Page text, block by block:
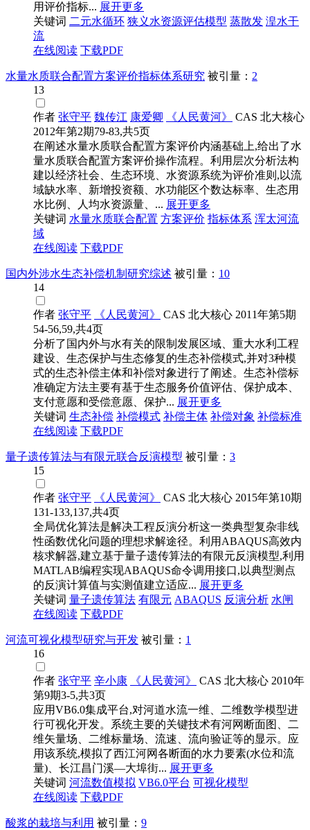
用评价指标... 展开更多
关键词 二元水循环 狭义水资源评估模型 蒸散发 湟水干
流
在线阅读 下载PDF
水量水质联合配置方案评价指标体系研究 被引量： 2
13
作者 张守平 魏传江 康爱卿 《人民黄河》 CAS 北大核心
2012年第2期79-83,共5页
在阐述水量水质联合配置方案评价内涵基础上,给出了水
量水质联合配置方案评价操作流程。利用层次分析法构
建以经济社会、生态环境、水资源系统为评价准则,以流
域缺水率、新增投资额、水功能区个数达标率、生态用
水比例、人均水资源量、... 展开更多
关键词 水量水质联合配置 方案评价 指标体系 浑太河流
域
在线阅读 下载PDF
国内外涉水生态补偿机制研究综述 被引量： 10
14
作者 张守平 《人民黄河》 CAS 北大核心 2011年第5期
54-56,59,共4页
分析了国内外与水有关的限制发展区域、重大水利工程
建设、生态保护与生态修复的生态补偿模式,并对3种模
式的生态补偿主体和补偿对象进行了阐述。生态补偿标
准确定方法主要有基于生态服务价值评估、保护成本、
支付意愿和受偿意愿、保护... 展开更多
关键词 生态补偿 补偿模式 补偿主体 补偿对象 补偿标准
在线阅读 下载PDF
量子遗传算法与有限元联合反演模型 被引量： 3
15
作者 张守平 《人民黄河》 CAS 北大核心 2015年第10期
131-133,137,共4页
全局优化算法是解决工程反演分析这一类典型复杂非线
性函数优化问题的理想求解途径。利用ABAQUS高效内
核求解器,建立基于量子遗传算法的有限元反演模型,利用
MATLAB编程实现ABAQUS命令调用接口,以典型测点
的反演计算值与实测值建立适应... 展开更多
关键词 量子遗传算法 有限元 ABAQUS 反演分析 水闸
在线阅读 下载PDF
河流可视化模型研究与开发 被引量： 1
16
作者 张守平 辛小康 《人民黄河》 CAS 北大核心 2010年
第9期3-5,共3页
应用VB6.0集成平台,对河道水流一维、二维数学模型进
行可视化开发。系统主要的关键技术有河网断面图、二
维矢量场、二维标量场、流速、流向验证等的显示。应
用该系统,模拟了西江河网各断面的水力要素(水位和流
量)、长江昌门溪—大埠街... 展开更多
关键词 河流数值模拟 VB6.0平台 可视化模型
在线阅读 下载PDF
酸浆的栽培与利用 被引量： 9